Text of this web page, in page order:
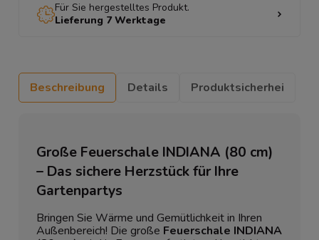
Für Sie hergestelltes Produkt.
Lieferung 7 Werktage
Beschreibung Details Produktsicherhei
Große Feuerschale INDIANA (80 cm)
– Das sichere Herzstück für Ihre
Gartenpartys
Bringen Sie Wärme und Gemütlichkeit in Ihren
Außenbereich! Die große Feuerschale INDIANA